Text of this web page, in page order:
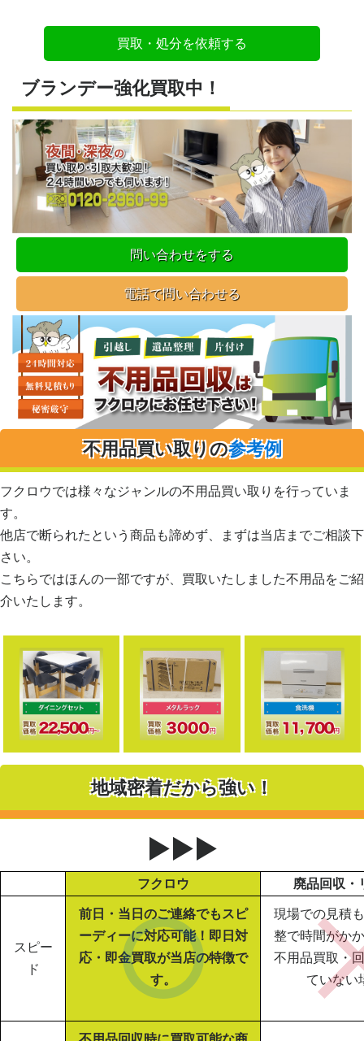
買取・処分を依頼する
ブランデー強化買取中！
問い合わせをする
電話で問い合わせる
不用品買い取りの参考例
フクロウでは様々なジャンルの不用品買い取りを行っていま
す。
他店で断られたという商品も諦めず、まずは当店までご相談下
さい。
こちらではほんの一部ですが、買取いたしました不用品をご紹
介いたします。
地域密着だから強い！
▶▶▶
フクロウ 廃品回収・
スピー
ド
前日・当日のご連絡でもスピ
ーディーに対応可能！即日対
応・即金買取が当店の特徴で
す。
現場での見積
整で時間がか
不用品買取・
ていない